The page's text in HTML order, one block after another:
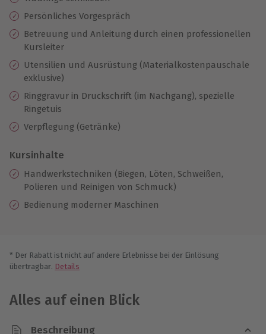
Persönliches Vorgespräch
Betreuung und Anleitung durch einen professionellen
Kursleiter
Utensilien und Ausrüstung (Materialkostenpauschale
exklusive)
Ringgravur in Druckschrift (im Nachgang), spezielle
Ringetuis
Verpflegung (Getränke)
Kursinhalte
Handwerkstechniken (Biegen, Löten, Schweißen,
Polieren und Reinigen von Schmuck)
Bedienung moderner Maschinen
* Der Rabatt ist nicht auf andere Erlebnisse bei der Einlösung
übertragbar. Details
Alles auf einen Blick
Beschreibung